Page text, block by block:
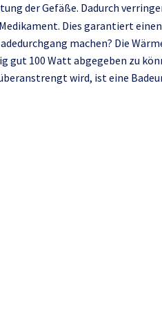
der Gefäße. Dadurch
Dies garantiert
machen? Die
gut 100 Watt abgegeben zu
wird, ist eine